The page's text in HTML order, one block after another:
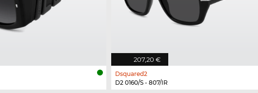
207,20 €
Dsquared2
D2 0160/S - 807/IR